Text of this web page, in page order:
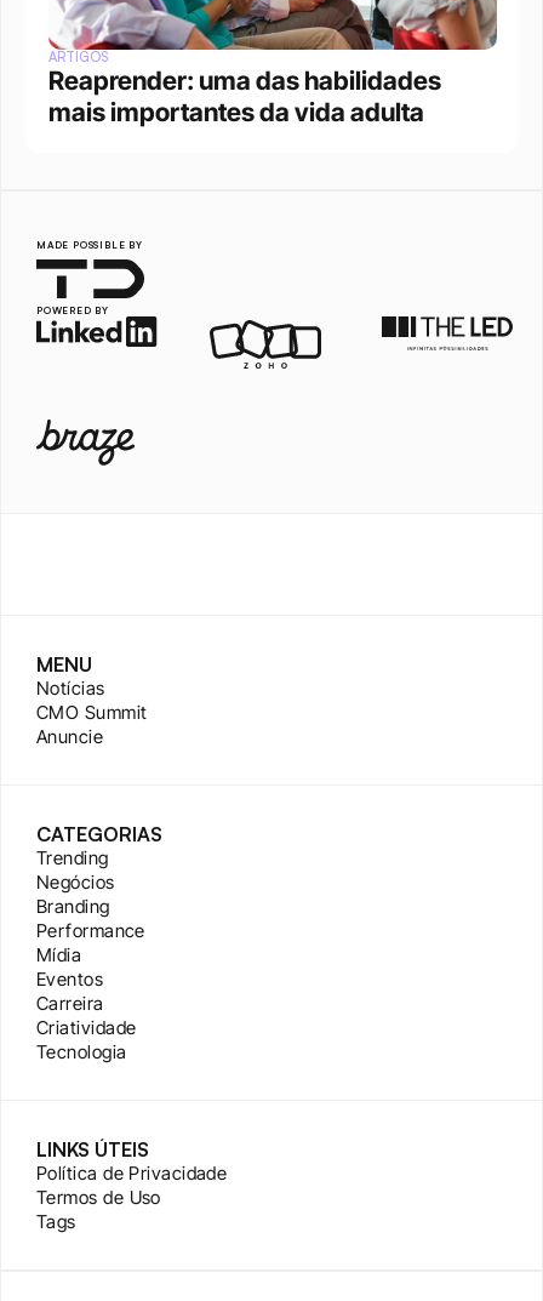
ARTIGOS
Reaprender: uma das habilidades
mais importantes da vida adulta
MADE POSSIBLE BY
POWERED BY
MENU
Notícias
CMO Summit
Anuncie
CATEGORIAS
Trending
Negócios
Branding
Performance
Mídia
Eventos
Carreira
Criatividade
Tecnologia
LINKS ÚTEIS
Política de Privacidade
Termos de Uso
Tags